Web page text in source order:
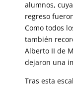
alumnos,
regreso
Como todos
también
Alberto II de
dejaron una
Tras esta